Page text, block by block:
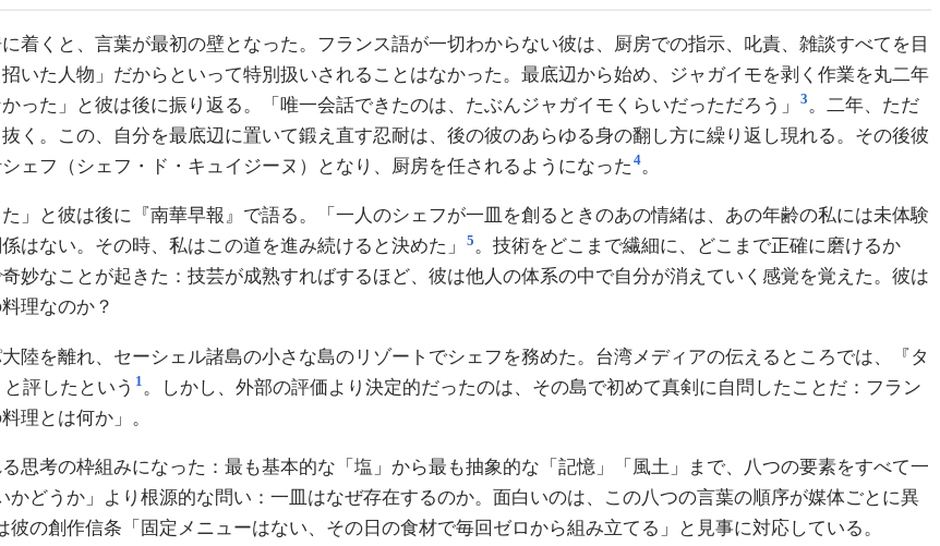
着くと、言葉が最初の壁となった。フランス語が一切わからない彼は、厨房での指示、叱責、雑談すべてを目
いた人物」だからといって特別扱いされることはなかった。最底辺から始め、ジャガイモを剥く作業を丸二年
った」と彼は後に振り返る。「唯一会話できたのは、たぶんジャガイモくらいだっただろう」
3 。二年、ただ
く。この、自分を最底辺に置いて鍛え直す忍耐は、後の彼のあらゆる身の翻し方に繰り返し現れる。その後彼
ェフ（シェフ・ド・キュイジーヌ）となり、厨房を任されるようになった 4。
」と彼は後に『南華早報』で語る。「一人のシェフが一皿を創るときのあの情緒は、あの年齢の私には未体験
ない。その時、私はこの道を進み続けると決めた」
5。技術をどこまで繊細に、どこまで正確に磨けるか
なことが起きた：技芸が成熟すればするほど、彼は他人の体系の中で自分が消えていく感覚を覚えた。彼は
理なのか？
陸を離れ、セーシェル諸島の小さな島のリゾートでシェフを務めた。台湾メディアの伝えるところでは、『タ
評したという 1 。しかし、外部の評価より決定的だったのは、その島で初めて真剣に自問したことだ：フラン
理とは何か」。
思考の枠組みになった：最も基本的な「塩」から最も抽象的な「記憶」「風土」まで、八つの要素をすべて一
どうか」より根源的な問い：一皿はなぜ存在するのか。面白いのは、この八つの言葉の順序が媒体ごとに異
の創作信条「固定メニューはない、その日の食材で毎回ゼロから組み立てる」と見事に対応している。